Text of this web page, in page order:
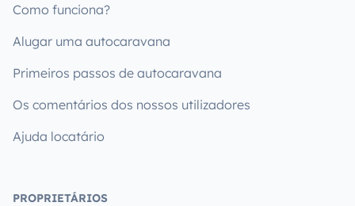
Como funciona?
Alugar uma autocaravana
Primeiros passos de autocaravana
Os comentários dos nossos utilizadores
Ajuda locatário
PROPRIETÁRIOS